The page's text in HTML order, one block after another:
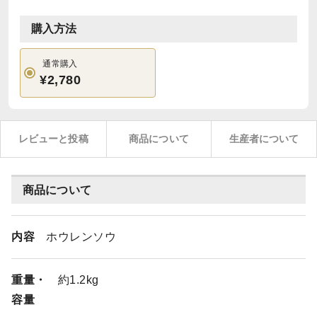
購入方法
通常購入
¥2,780
レビューと投稿 商品について 生産者について
商品について
内容 ホウレンソウ
重量・
容量
約1.2kg